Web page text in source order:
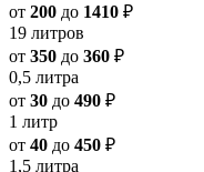
от 200 до 1410 ₽
19 литров
от 350 до 360 ₽
0,5 литра
от 30 до 490 ₽
1 литр
от 40 до 450 ₽
1,5 литра